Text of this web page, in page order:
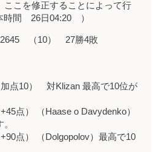
ここを修正することによって行
時間 26日04:20 ）
（10） 27勝4敗
点10） 対Klizan 最高で10位が
点） （Haase o Davydenko）
点） （Dolgopolov）最高で10